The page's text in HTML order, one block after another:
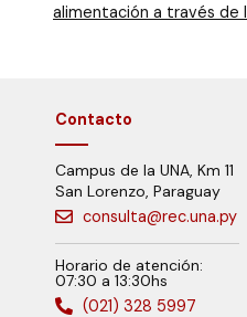
alimentación a través de
Contacto
Campus de la UNA, Km 11
San Lorenzo, Paraguay
consulta@rec.una.py
Horario de atención:
07:30 a 13:30hs
(021) 328 5997